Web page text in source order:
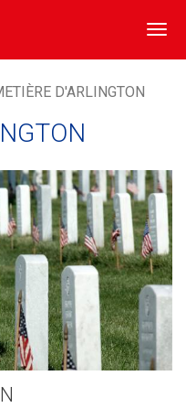
D'ARLINGTON